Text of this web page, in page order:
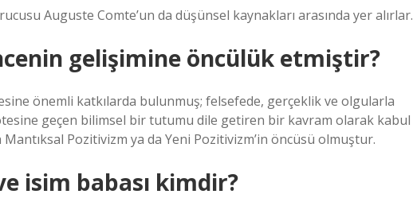
Auguste Comte’un da düşünsel kaynakları arasında yer alırlar.
gelişimine öncülük etmiştir?
önemli katkılarda bulunmuş; felsefede, gerçeklik ve olgularla
geçen bilimsel bir tutumu dile getiren bir kavram olarak kabul
Pozitivizm ya da Yeni Pozitivizm’in öncüsü olmuştur.
isim babası kimdir?